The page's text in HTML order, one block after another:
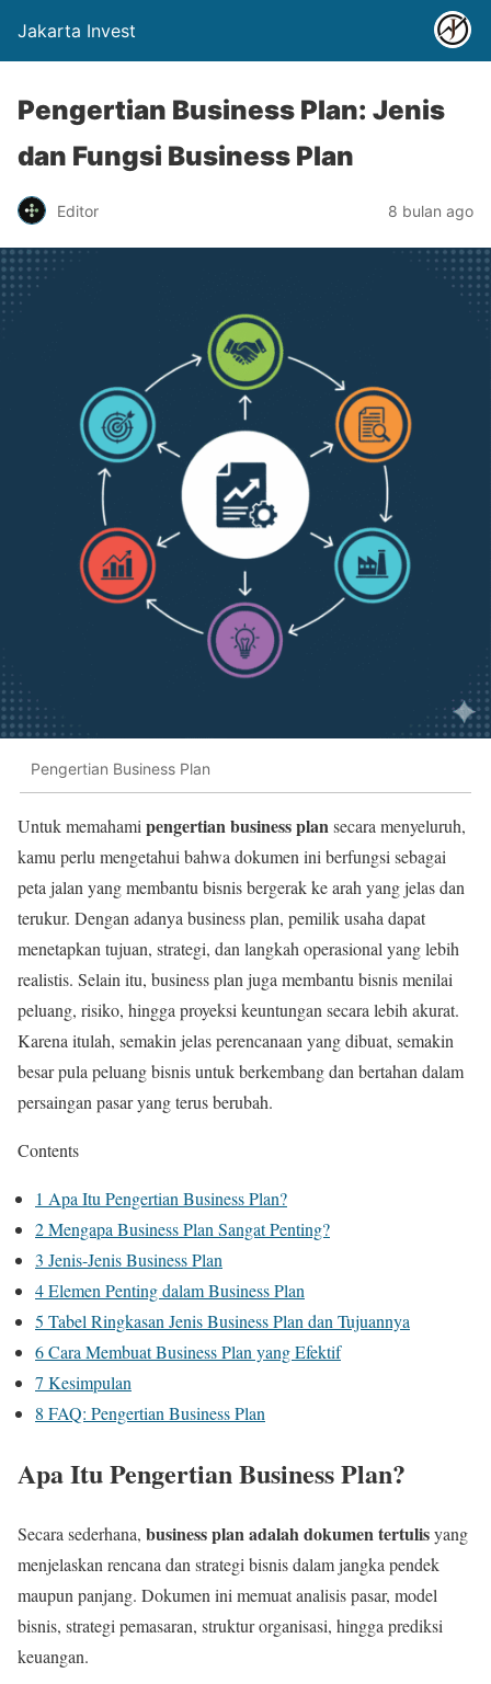
Jakarta Invest
Pengertian Business Plan: Jenis
dan Fungsi Business Plan
Editor 8 bulan ago
Pengertian Business Plan
Untuk memahami pengertian business plansecara menyeluruh,
kamu perlu mengetahui bahwa dokumen ini berfungsi sebagai
peta jalan yang membantu bisnis bergerak ke arah yang jelas dan
terukur. Dengan adanya business plan, pemilik usaha dapat
menetapkan tujuan, strategi, dan langkah operasional yang lebih
realistis. Selain itu, business plan juga membantu bisnis menilai
peluang, risiko, hingga proyeksi keuntungan secara lebih akurat.
Karena itulah, semakin jelas perencanaan yang dibuat, semakin
besar pula peluang bisnis untuk berkembang dan bertahan dalam
persaingan pasar yang terus berubah.
Contents
1 Apa Itu Pengertian Business Plan?
2Mengapa Business Plan Sangat Penting?
3 Jenis-Jenis Business Plan
4Elemen Penting dalam Business Plan
5 Tabel Ringkasan Jenis Business Plan dan Tujuannya
6Cara Membuat Business Plan yang Efektif
7 Kesimpulan
8 FAQ: Pengertian Business Plan
Apa Itu Pengertian Business Plan?
Secara sederhana, business plan adalah dokumen tertulisyang
menjelaskan rencana dan strategi bisnis dalam jangka pendek
maupun panjang. Dokumen ini memuat analisis pasar, model
bisnis, strategi pemasaran, struktur organisasi, hingga prediksi
keuangan.